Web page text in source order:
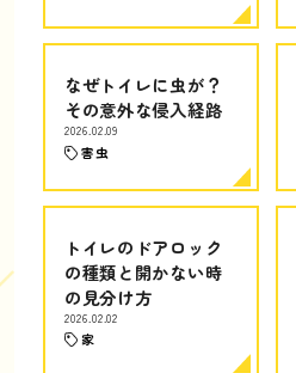
なぜトイレに虫が？
その意外な侵入経路
2026.02.09
害虫
トイレのドアロック
の種類と開かない時
の見分け方
2026.02.02
家